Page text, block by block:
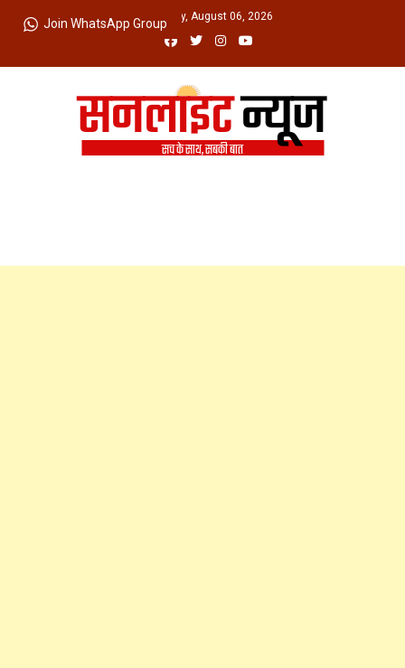
Thursday, August 06, 2026
Join WhatsApp Group